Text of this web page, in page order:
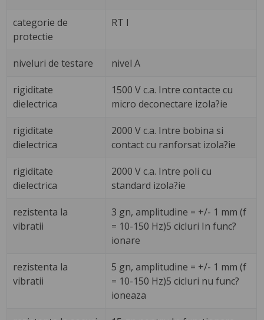
categorie de
protectie
RT I
niveluri de testare nivel A
rigiditate
dielectrica
1500 V c.a. Intre contacte cu
micro deconectare izola?ie
rigiditate
dielectrica
2000 V c.a. Intre bobina si
contact cu ranforsat izola?ie
rigiditate
dielectrica
2000 V c.a. Intre poli cu
standard izola?ie
rezistenta la
vibratii
3 gn, amplitudine = +/- 1 mm (f
= 10-150 Hz)5 cicluri In func?
ionare
rezistenta la
vibratii
5 gn, amplitudine = +/- 1 mm (f
= 10-150 Hz)5 cicluri nu func?
ioneaza